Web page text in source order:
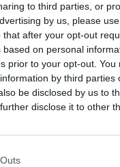
to third parties, or
by us, please
after your opt-out
on personal
prior to your opt-out.
by third parties
be disclosed by us to
disclose it to other
“L’equità
è un
previdenziale”